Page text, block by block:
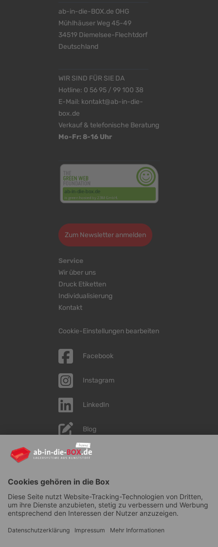
ab-in-die-BOX.de OHG
Mühlhäuser Weg 45-49
34519 Diemelsee-Flechtdorf
Deutschland
WIR SIND FÜR SIE DA
Hotline: 0 56 95 / 99 100 38
E-Mail: kontakt@ab-in-die-
box.de
Verkauf & telefonische Beratung
Mo-Fr: 8-16 Uhr
Zum Newsletter anmelden
Service
Wir über uns
Druck Etiketten
Individualisierung
Kontakt
Cookie-Einstellungen bearbeiten
Facebook
Instagram
LinkedIn
Blog
YouTube